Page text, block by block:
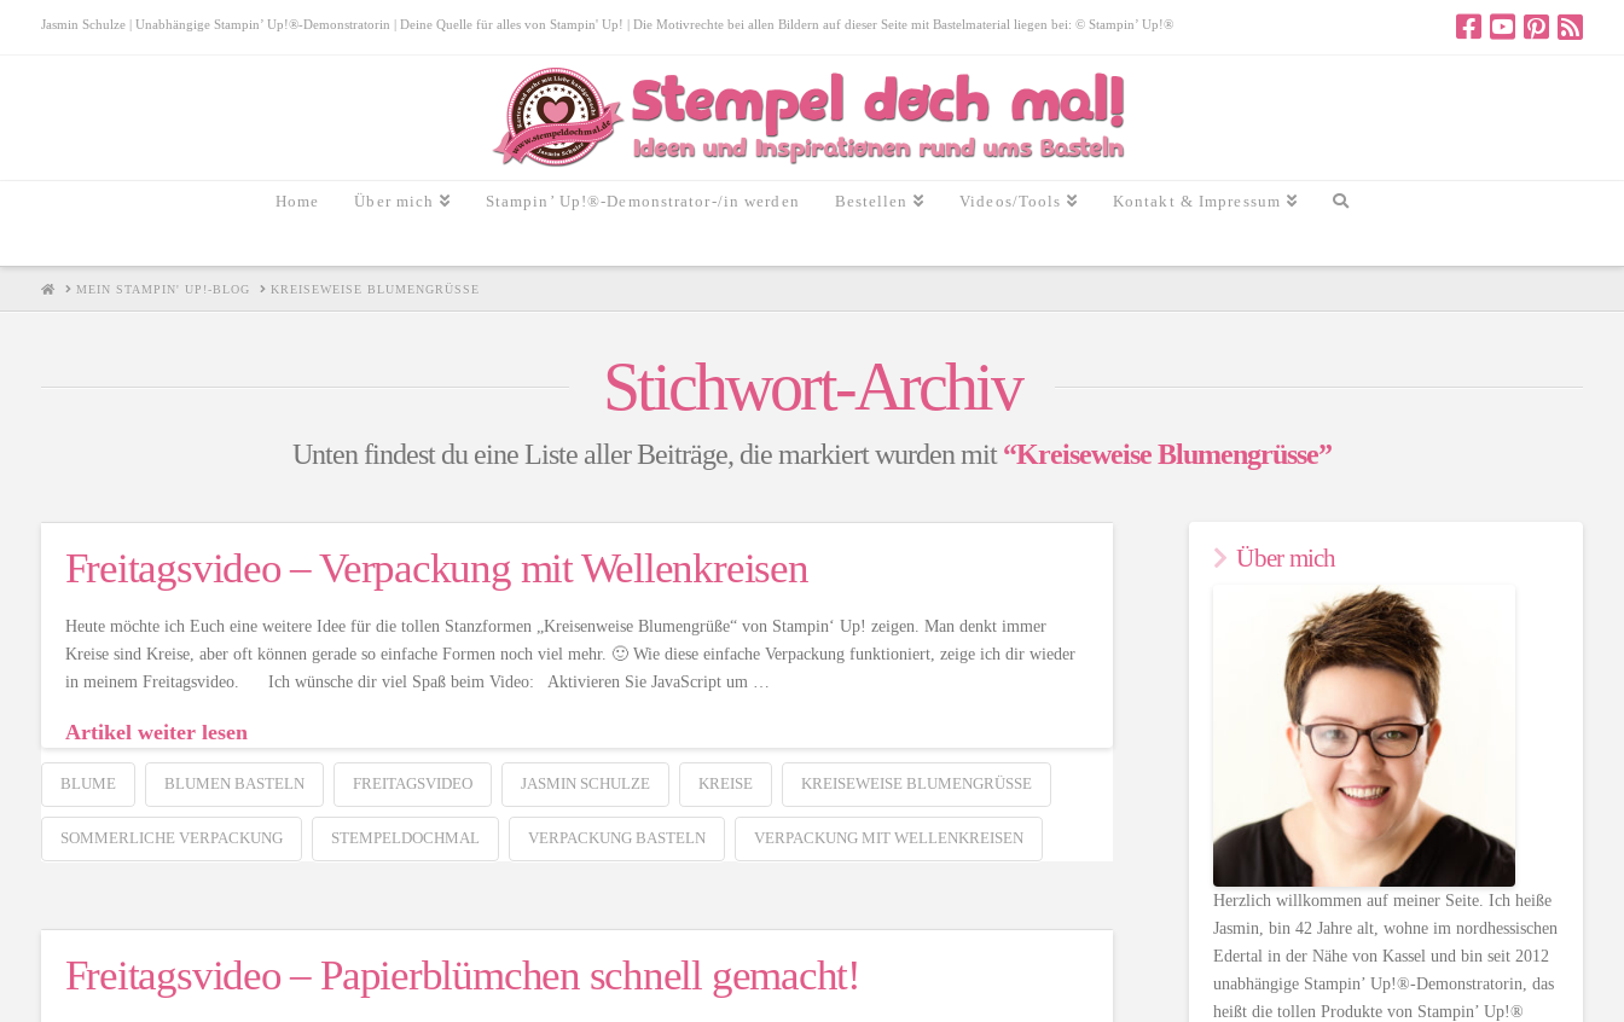
Jasmin Schulze | Unabhängige Stampin’ Up!®-Demonstratorin | Deine Quelle für alles von Stampin' Up! | Die Motivrechte bei allen Bildern auf dieser Seite mit Bastelmaterial liegen bei: © Stampin’ Up!®
Home Über mich Stampin’ Up!®-Demonstrator-/in werden Bestellen Videos/Tools Kontakt & Impressum
HOMEMEIN STAMPIN' UP!-BLOG KREISEWEISE BLUMENGRÜSSE
Stichwort-Archiv
Unten findest du eine Liste aller Beiträge, die markiert wurden mit“Kreiseweise Blumengrüsse”
Freitagsvideo – Verpackung mit Wellenkreisen
Heute möchte ich Euch eine weitere Idee für die tollen Stanzformen „Kreisenweise Blumengrüße“ von Stampin‘ Up! zeigen. Man denkt immer
Kreise sind Kreise, aber oft können gerade so einfache Formen noch viel mehr. 🙂 Wie diese einfache Verpackung funktioniert, zeige ich dir wieder
in meinem Freitagsvideo. Ich wünsche dir viel Spaß beim Video: Aktivieren Sie JavaScript um …
Artikel weiter lesen
BLUME BLUMEN BASTELN FREITAGSVIDEO JASMIN SCHULZE KREISE KREISEWEISE BLUMENGRÜSSE
SOMMERLICHE VERPACKUNG STEMPELDOCHMAL VERPACKUNG BASTELN VERPACKUNG MIT WELLENKREISEN
Freitagsvideo – Papierblümchen schnell gemacht!
Über mich
Herzlich willkommen auf meiner Seite. Ich heiße
Jasmin, bin 42 Jahre alt, wohne im nordhessischen
Edertal in der Nähe von Kassel und bin seit 2012
unabhängige Stampin’ Up!®-Demonstratorin, das
heißt die tollen Produkte von Stampin’ Up!®